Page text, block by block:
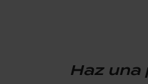
Haz una